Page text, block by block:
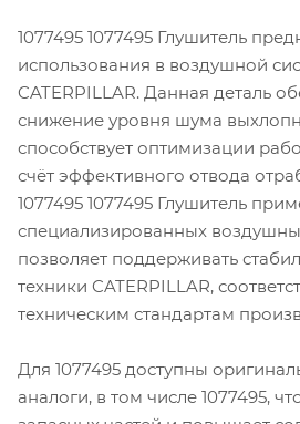
1077495 1077495 Глушитель
использования в воздушной
CATERPILLAR. Данная деталь
снижение уровня шума
способствует оптимизации
счёт эффективного отвода
1077495 1077495 Глушитель
специализированных
позволяет поддерживать
техники CATERPILLAR,
техническим стандартам
Для 1077495 доступны
аналоги, в том числе 1077495,